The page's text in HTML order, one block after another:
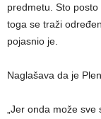
predmetu. Sto
toga se traži
pojasnio je.
Naglašava da je
„Jer onda može